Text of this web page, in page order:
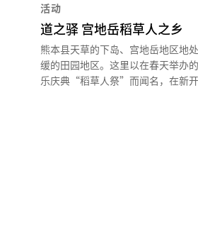
活动
道之驿 宫地岳稻草人之乡
熊本县天草的下岛、宫地岳地区地
缓的田园地区。这里以在春天举办
乐庆典“稻草人祭”而闻名，在新